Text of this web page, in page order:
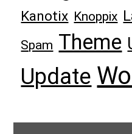
Kanotix Knoppix
Spam Theme
Update